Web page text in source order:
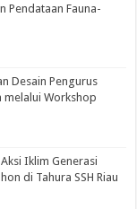
Pendataan Fauna-
Desain Pengurus
melalui Workshop
Iklim Generasi
di Tahura SSH Riau